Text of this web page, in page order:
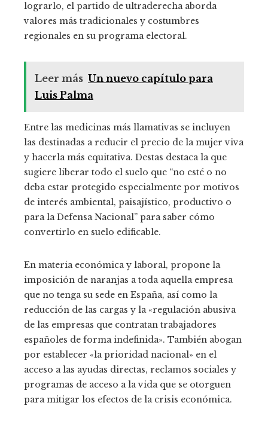
lograrlo, el partido de ultraderecha aborda
valores más tradicionales y costumbres
regionales en su programa electoral.
Leer más Un nuevo capítulo para
Luis Palma
Entre las medicinas más llamativas se incluyen
las destinadas a reducir el precio de la mujer viva
y hacerla más equitativa. Destas destaca la que
sugiere liberar todo el suelo que “no esté o no
deba estar protegido especialmente por motivos
de interés ambiental, paisajístico, productivo o
para la Defensa Nacional” para saber cómo
convertirlo en suelo edificable.
En materia económica y laboral, propone la
imposición de naranjas a toda aquella empresa
que no tenga su sede en España, así como la
reducción de las cargas y la «regulación abusiva
de las empresas que contratan trabajadores
españoles de forma indefinida». También abogan
por establecer «la prioridad nacional» en el
acceso a las ayudas directas, reclamos sociales y
programas de acceso a la vida que se otorguen
para mitigar los efectos de la crisis económica.